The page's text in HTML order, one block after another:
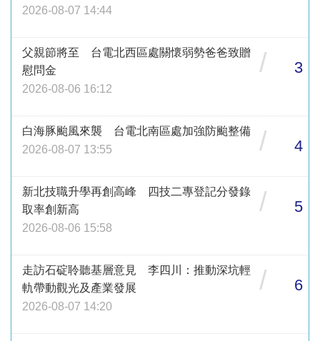
2026-08-07 14:44
父親節將至 台電北西區處關懷弱勢爸爸致贈
慰問金
2026-08-06 16:12
/ 3
白海豚颱風來襲 台電北南區處加強防颱整備
2026-08-07 13:55
/ 4
新北技職升學再創高峰 四技二專登記分發錄
取率創新高
2026-08-06 15:58
/ 5
走訪石碇聆聽基層意見 李四川：推動深坑輕
軌帶動觀光及產業發展
2026-08-07 14:20
/ 6